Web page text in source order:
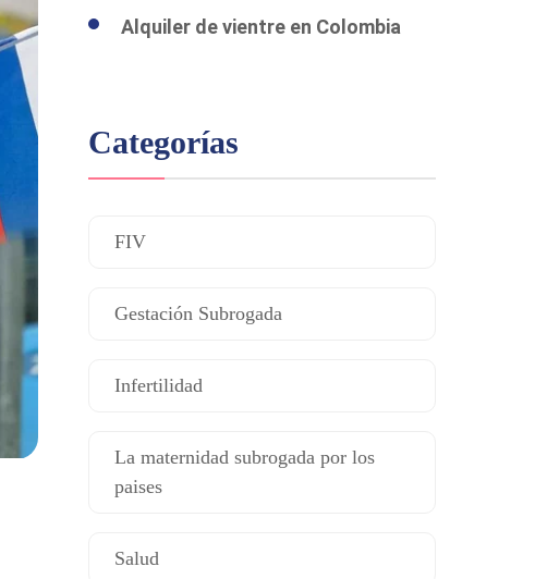
Alquiler de vientre en Colombia
Categorías
FIV
Gestación Subrogada
Infertilidad
La maternidad subrogada por los
paises
Salud